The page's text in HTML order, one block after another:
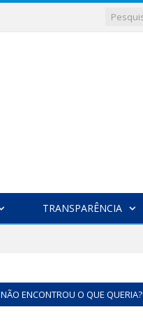
TRANSPARÊNCIA
NÃO ENCONTROU O QUE QUERIA?